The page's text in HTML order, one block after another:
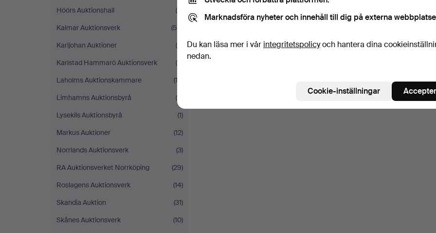
Höörs Auktionshall
(4)
Kalmar Auktionsverk
(55)
Karljohan Auktioner
(8)
Karlstad Hammarö Auktionsverk
(8)
Laholms Auktionskammare
(12)
Limhamns Auktionsbyrå
(8)
Lysekils Auktionsbyrå
(1)
Markus Auktioner
(12)
Norrlands Auktionsverk
(3)
RA Auktionsverket Norrköping
(29)
Roslagens Auktionsverk
(14)
Skandia Auktion
(31)
Skånes Auktionsverk
(10)
Marknadsföra nyheter och innehåll till dig på externa
Du kan läsa mer i vår integritetspolicyoch hantera dina
nedan.
Cookie-inställningar